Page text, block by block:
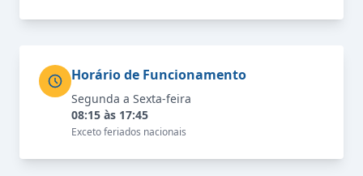
Horário de Funcionamento
Segunda a Sexta-feira
08:15 às 17:45
Exceto feriados nacionais